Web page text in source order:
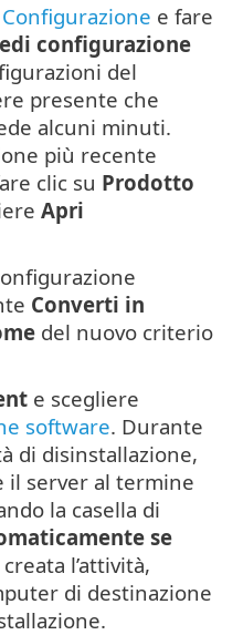
Configurazione e fare
configurazione
del
presente che
alcuni minuti.
più recente
clic su Prodotto
Apri
Converti in
del nuovo criterio
e scegliere
software. Durante
di disinstallazione,
il server al termine
la casella di
se
l’attività,
di destinazione